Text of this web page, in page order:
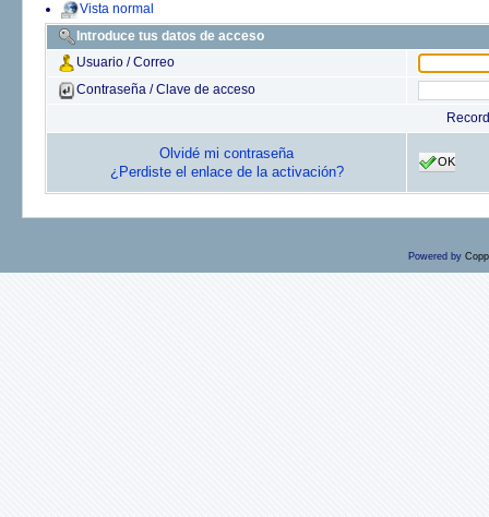
Vista normal
Introduce tus datos de acceso
Usuario / Correo
Contraseña / Clave de acceso
Olvidé mi contraseña
¿Perdiste el enlace de la activación?
OK
Powered by